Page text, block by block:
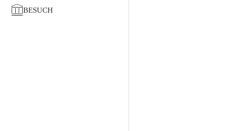
BESUCH